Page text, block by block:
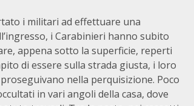
i militari ad effettuare una
i Carabinieri hanno subito
appena sotto la superficie, reperti
di essere sulla strada giusta, i loro
nella perquisizione. Poco
in vari angoli della casa, dove